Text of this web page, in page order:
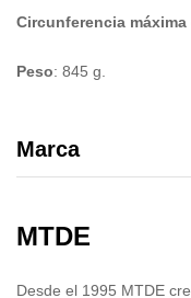
Circunferencia
Peso: 845 g.
Marca
MTDE
Desde el 1995 MTDE